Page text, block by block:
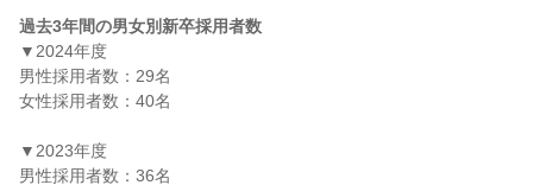
過去3年間の男女別新卒採用者数
▼2024年度
男性採用者数：29名
女性採用者数：40名
▼2023年度
男性採用者数：36名